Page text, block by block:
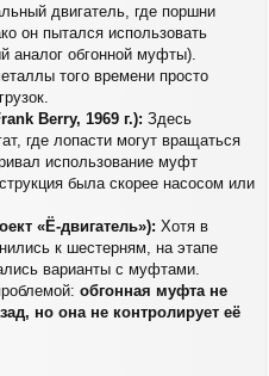
двигатель, где поршни
он пытался использовать
аналог обгонной муфты).
того времени просто
Berry, 1969 г.): Здесь
где лопасти могут вращаться
использование муфт
была скорее насосом или
«Ё-двигатель»): Хотя в
к шестерням, на этапе
варианты с муфтами.
обгонная муфта не
но она не контролирует её